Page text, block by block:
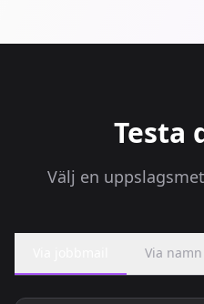
Testa
Välj en
Via